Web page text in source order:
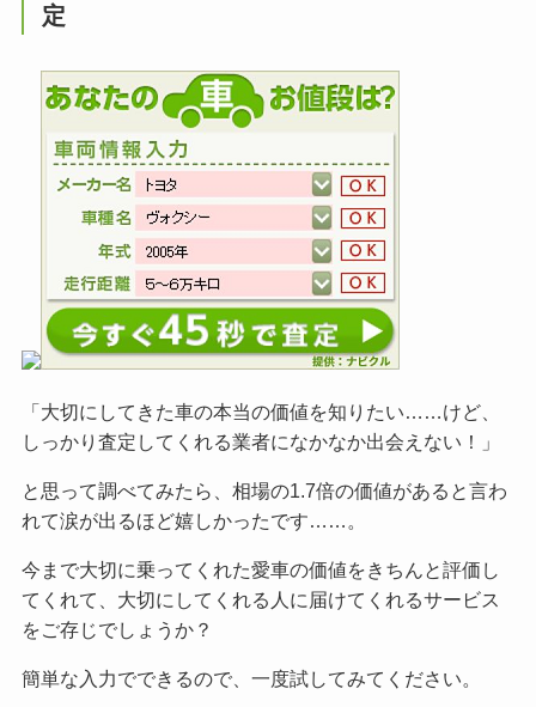
定
「大切にしてきた車の本当の価値を知りたい……けど、
しっかり査定してくれる業者になかなか出会えない！」
と思って調べてみたら、相場の1.7倍の価値があると言わ
れて涙が出るほど嬉しかったです……。
今まで大切に乗ってくれた愛車の価値をきちんと評価し
てくれて、大切にしてくれる人に届けてくれるサービス
をご存じでしょうか？
簡単な入力でできるので、一度試してみてください。